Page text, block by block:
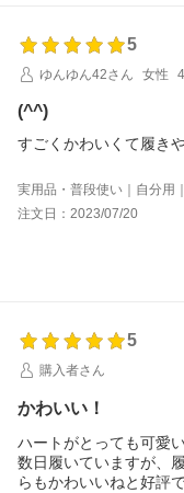
5
ゆんゆん42さん
女性
(^^)
すごくかわいくて履き
実用品・普段使い｜自分用
注文日：2023/07/20
5
購入者さん
かわいい！
ハートがとっても可愛い
数日履いていますが、
らもかわいいねと好評